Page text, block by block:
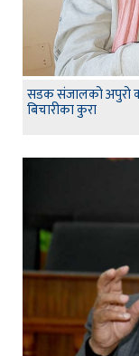
सडक संजालको अपुरो
बिचारीका कुरा